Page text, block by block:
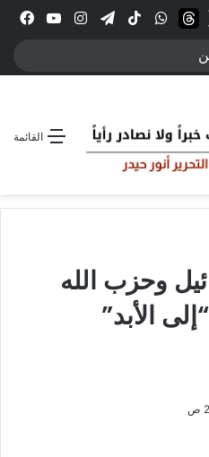
انستقرامتيلقرام‫TikTokواتسابthreadsTwitter
المظلم
القائمة
وحزب الله
الأبد”